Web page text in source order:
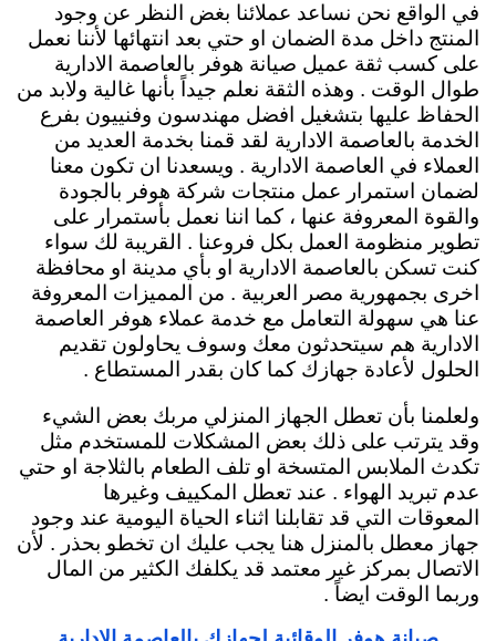
في الواقع نحن نساعد عملائنا بغض النظر عن وجود
المنتج داخل مدة الضمان او حتي بعد انتهائها لأننا نعمل
على كسب ثقة عميل صيانة هوفر بالعاصمة الادارية
طوال الوقت . وهذه الثقة نعلم جيداً بأنها غالية ولابد من
الحفاظ عليها بتشغيل افضل مهندسون وفنييون بفرع
الخدمة بالعاصمة الادارية لقد قمنا بخدمة العديد من
العملاء في العاصمة الادارية . ويسعدنا ان تكون معنا
لضمان استمرار عمل منتجات شركة هوفر بالجودة
والقوة المعروفة عنها ، كما اننا نعمل بأستمرار على
تطوير منظومة العمل بكل فروعنا . القريبة لك سواء
كنت تسكن بالعاصمة الادارية او بأي مدينة او محافظة
اخرى بجمهورية مصر العربية . من المميزات المعروفة
عنا هي سهولة التعامل مع خدمة عملاء هوفر العاصمة
الادارية هم سيتحدثون معك وسوف يحاولون تقديم
الحلول لأعادة جهازك كما كان بقدر المستطاع .
ولعلمنا بأن تعطل الجهاز المنزلي مربك بعض الشيء
وقد يترتب على ذلك بعض المشكلات للمستخدم مثل
تكدث الملابس المتسخة او تلف الطعام بالثلاجة او حتي
عدم تبريد الهواء . عند تعطل المكييف وغيرها
المعوقات التي قد تقابلنا اثناء الحياة اليومية عند وجود
جهاز معطل بالمنزل هنا يجب عليك ان تخطو بحذر . لأن
الاتصال بمركز غير معتمد قد يكلفك الكثير من المال
وربما الوقت ايضاً .